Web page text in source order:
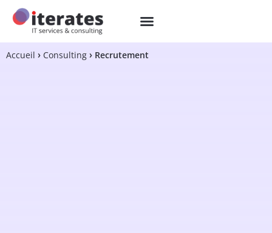
Accueil Consulting Recrutement